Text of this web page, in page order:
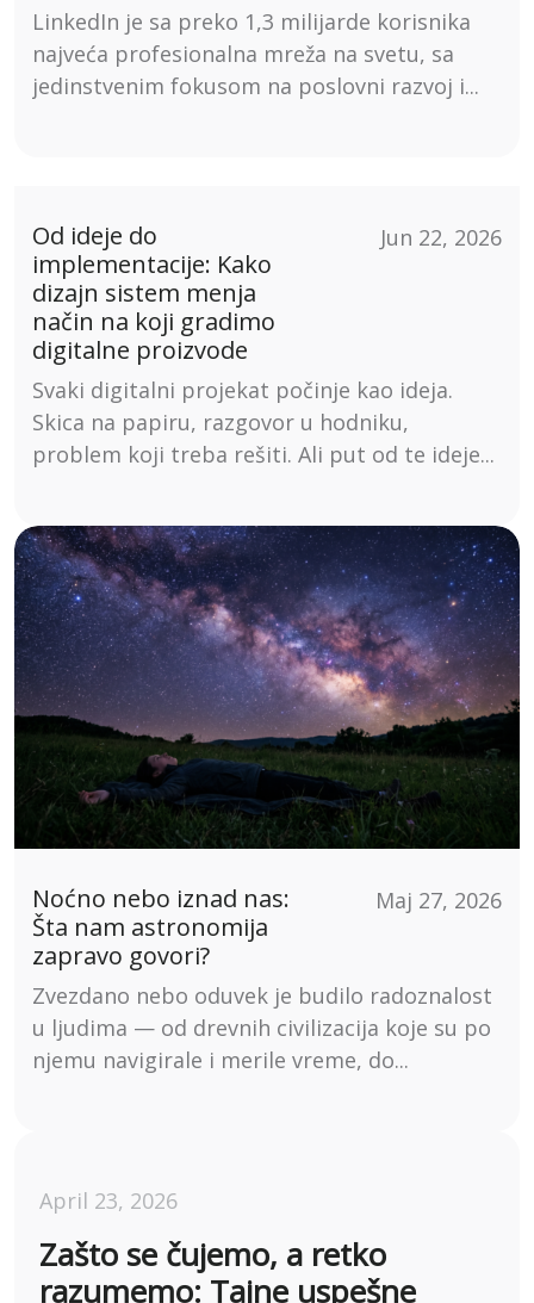
LinkedIn je sa preko 1,3 milijarde korisnika
najveća profesionalna mreža na svetu, sa
jedinstvenim fokusom na poslovni razvoj i...
Od ideje do
implementacije: Kako
dizajn sistem menja
način na koji gradimo
digitalne proizvode
Jun 22, 2026
Svaki digitalni projekat počinje kao ideja.
Skica na papiru, razgovor u hodniku,
problem koji treba rešiti. Ali put od te ideje...
Noćno nebo iznad nas:
Šta nam astronomija
zapravo govori?
Maj 27, 2026
Zvezdano nebo oduvek je budilo radoznalost
u ljudima — od drevnih civilizacija koje su po
njemu navigirale i merile vreme, do...
April 23, 2026
Zašto se čujemo, a retko
razumemo: Tajne uspešne